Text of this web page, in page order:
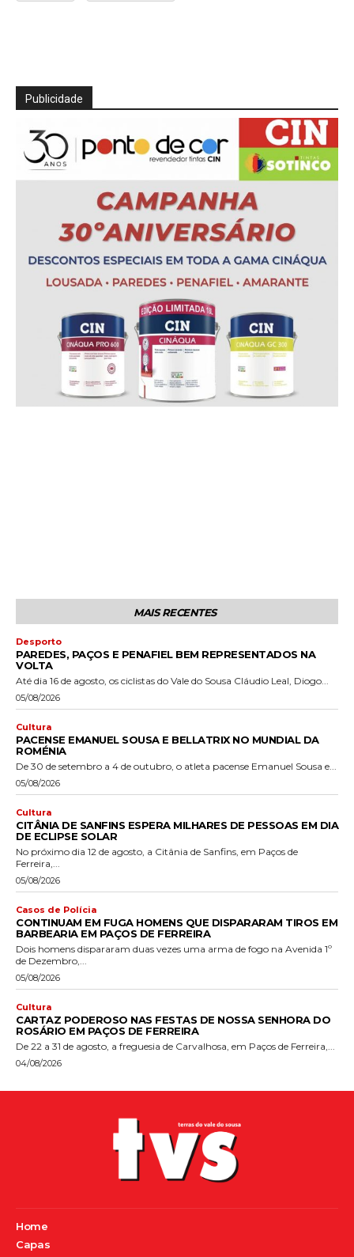
Publicidade
MAIS RECENTES
Desporto
PAREDES, PAÇOS E PENAFIEL BEM REPRESENTADOS NA
VOLTA
Até dia 16 de agosto, os ciclistas do Vale do Sousa Cláudio Leal, Diogo...
05/08/2026
Cultura
PACENSE EMANUEL SOUSA E BELLATRIX NO MUNDIAL DA
ROMÉNIA
De 30 de setembro a 4 de outubro, o atleta pacense Emanuel Sousa e...
05/08/2026
Cultura
CITÂNIA DE SANFINS ESPERA MILHARES DE PESSOAS EM DIA
DE ECLIPSE SOLAR
No próximo dia 12 de agosto, a Citânia de Sanfins, em Paços de
Ferreira,...
05/08/2026
Casos de Polícia
CONTINUAM EM FUGA HOMENS QUE DISPARARAM TIROS EM
BARBEARIA EM PAÇOS DE FERREIRA
Dois homens dispararam duas vezes uma arma de fogo na Avenida 1º
de Dezembro,...
05/08/2026
Cultura
CARTAZ PODEROSO NAS FESTAS DE NOSSA SENHORA DO
ROSÁRIO EM PAÇOS DE FERREIRA
De 22 a 31 de agosto, a freguesia de Carvalhosa, em Paços de Ferreira,...
04/08/2026
Home
Capas